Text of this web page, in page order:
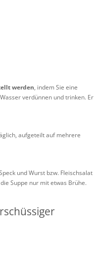
werden, indem Sie eine
verdünnen und trinken. Er
aufgeteilt auf mehrere
und Wurst bzw. Fleischsalat
Suppe nur mit etwas Brühe.